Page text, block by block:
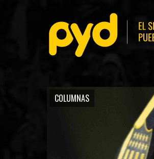
COLUMNAS